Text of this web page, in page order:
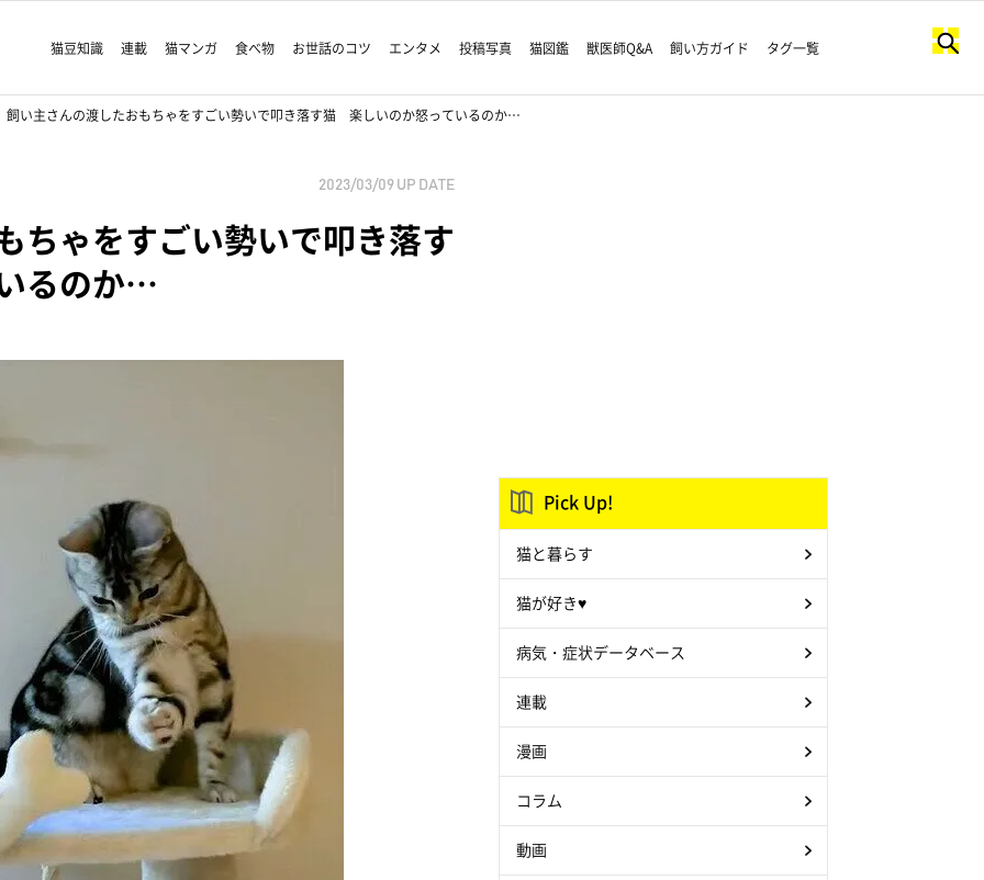
猫豆知識 連載 猫マンガ 食べ物 お世話のコツ エンタメ 投稿写真 猫図鑑 獣医師Q&A 飼い方ガイド タグ一覧
飼い主さんの渡したおもちゃをすごい勢いで叩き落す猫 楽しいのか怒っているのか…
2023/03/09 UP DATE
ちゃをすごい勢いで叩き落す
るのか…
Pick Up!
猫と暮らす
猫が好き♥
病気・症状データベース
連載
漫画
コラム
動画